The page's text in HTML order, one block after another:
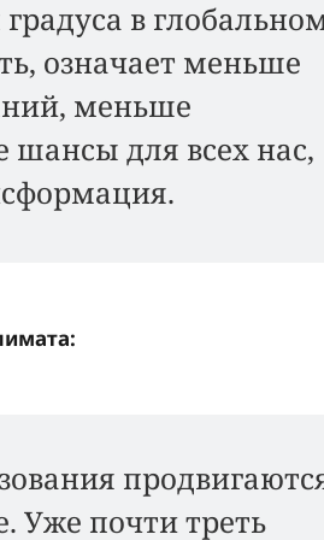
в
означает меньше
меньше
для всех нас,
Уже почти треть